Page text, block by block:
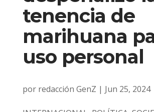
tenencia de
marihuana
uso personal
por redacción GenZ | Jun 25, 2024